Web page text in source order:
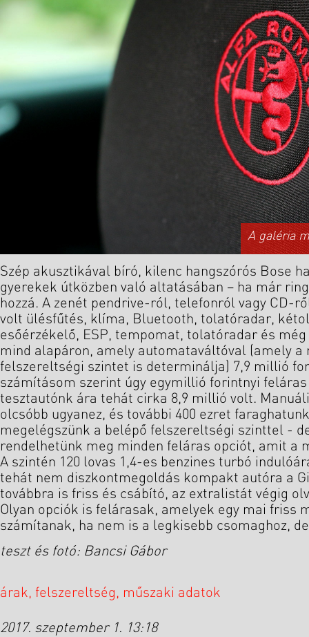
A galéria
Szép akusztikával bíró, kilenc hangszórós Bose
gyerekek útközben való altatásában – ha már
hozzá. A zenét pendrive-ról, telefonról vagy CD-
volt ülésfűtés, klíma, Bluetooth, tolatóradar,
esőérzékelő, ESP, tempomat, tolatóradar és még
mind alapáron, amely automataváltóval (amely a
felszereltségi szintet is determinálja) 7,9 millió
számításom szerint úgy egymillió forintnyi
tesztautónk ára tehát cirka 8,9 millió volt.
olcsóbb ugyanez, és további 400 ezret
megelégszünk a belépő felszereltségi szinttel -
rendelhetünk meg minden feláras opciót, amit a
A szintén 120 lovas 1,4-es benzines turbó
tehát nem diszkontmegoldás kompakt autóra a
továbbra is friss és csábító, az extralistát végig
Olyan opciók is felárasak, amelyek egy mai friss
számítanak, ha nem is a legkisebb csomaghoz,
teszt és fotó: Bancsi Gábor
árak, felszereltség, műszaki adatok
2017. szeptember 1. 13:18